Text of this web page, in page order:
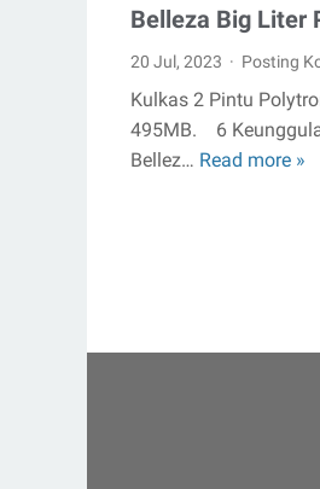
Belleza Big Liter
20 Jul, 2023 Posting
Kulkas 2 Pintu
495MB. 6
Bellez… Read more »